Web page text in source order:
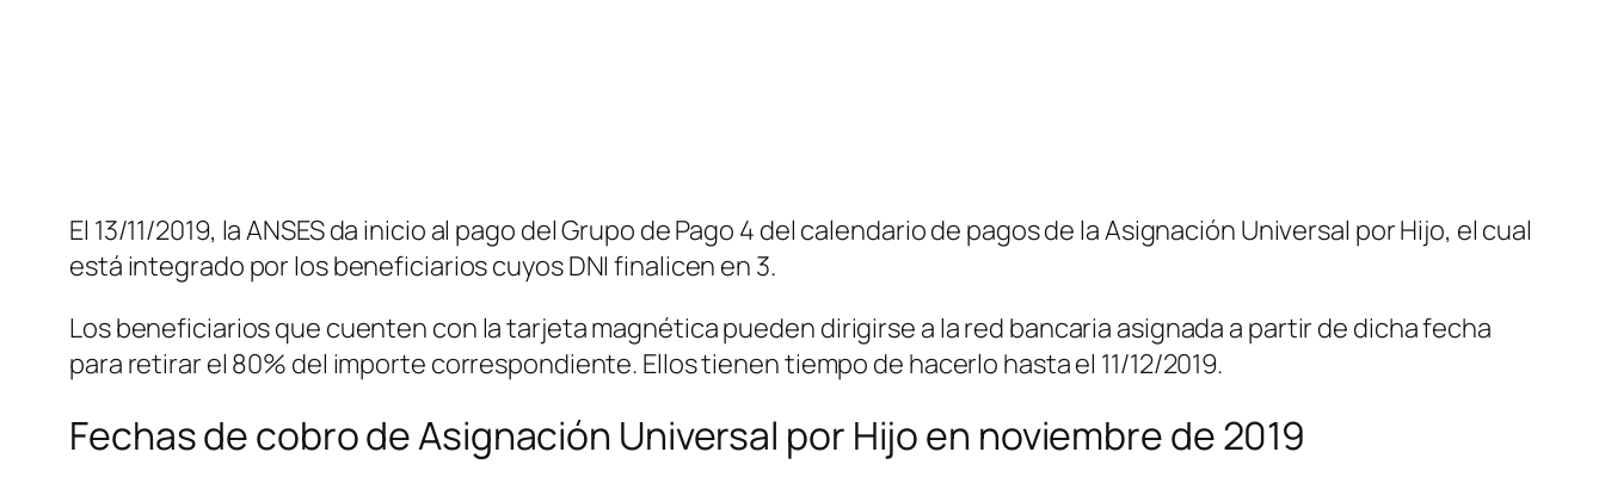
El 13/11/2019, la ANSES da inicio al pago del Grupo de Pago 4 del calendario de pagos de la Asignación Universal por Hijo, el cual
está integrado por los beneficiarios cuyos DNI finalicen en 3.
Los beneficiarios que cuenten con la tarjeta magnética pueden dirigirse a la red bancaria asignada a partir de dicha fecha
para retirar el 80% del importe correspondiente. Ellos tienen tiempo de hacerlo hasta el 11/12/2019.
Fechas de cobro de Asignación Universal por Hijo en noviembre de 2019